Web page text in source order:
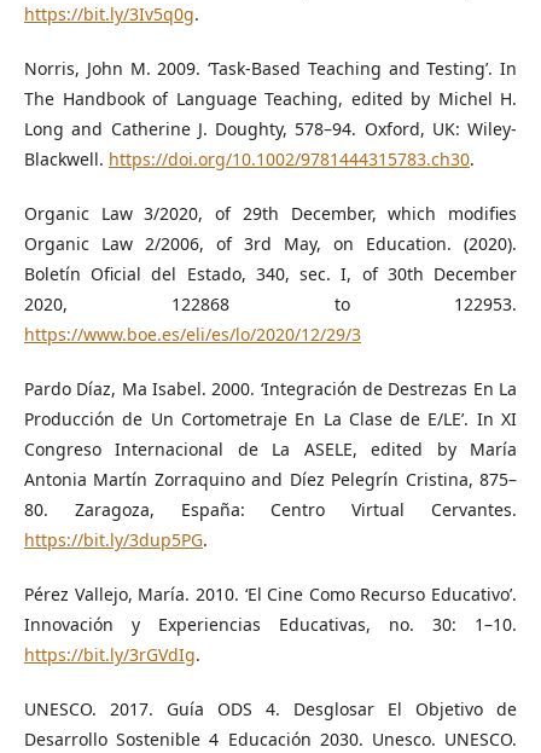
https://bit.ly/3Iv5q0g.
Norris, John M. 2009. ‘Task-Based Teaching and Testing’. In
The Handbook of Language Teaching, edited by Michel H.
Long and Catherine J. Doughty, 578–94. Oxford, UK: Wiley-
Blackwell. https://doi.org/10.1002/9781444315783.ch30.
Organic Law 3/2020, of 29th December, which modifies
Organic Law 2/2006, of 3rd May, on Education. (2020).
Boletín Oficial del Estado, 340, sec. I, of 30th December
2020, 122868 to 122953.
https://www.boe.es/eli/es/lo/2020/12/29/3
Pardo Díaz, Ma Isabel. 2000. ‘Integración de Destrezas En La
Producción de Un Cortometraje En La Clase de E/LE’. In XI
Congreso Internacional de La ASELE, edited by María
Antonia Martín Zorraquino and Díez Pelegrín Cristina, 875–
80. Zaragoza, España: Centro Virtual Cervantes.
https://bit.ly/3dup5PG.
Pérez Vallejo, María. 2010. ‘El Cine Como Recurso Educativo’.
Innovación y Experiencias Educativas, no. 30: 1–10.
https://bit.ly/3rGVdIg.
UNESCO. 2017. Guía ODS 4. Desglosar El Objetivo de
Desarrollo Sostenible 4 Educación 2030. Unesco. UNESCO.